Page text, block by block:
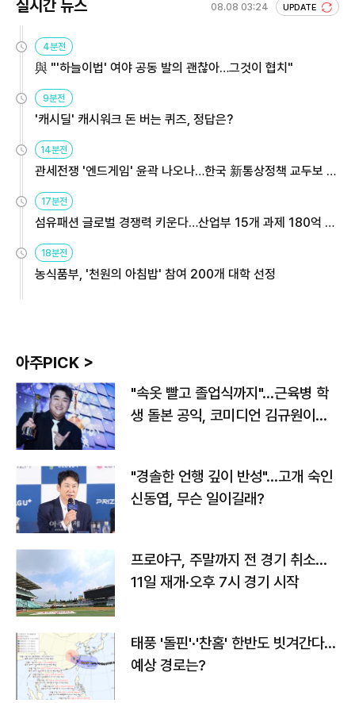
실시간 뉴스 08.08 03:24 UPDATE
4분전
與 "'하늘이법' 여야 공동 발의 괜찮아…그것이 협치"
9분전
'캐시딜' 캐시워크 돈 버는 퀴즈, 정답은?
14분전
관세전쟁 '엔드게임' 윤곽 나오나…한국 新통상정책 교두보 활
용해야
17분전
섬유패션 글로벌 경쟁력 키운다…산업부 15개 과제 180억 지
원
18분전
농식품부, '천원의 아침밥' 참여 200개 대학 선정
아주PICK >
"속옷 빨고 졸업식까지"…근육병 학
생 돌본 공익, 코미디언 김규원이었
"경솔한 언행 깊이 반성"…고개 숙인
신동엽, 무슨 일이길래?
프로야구, 주말까지 전 경기 취소…
11일 재개·오후 7시 경기 시작
태풍 '돌핀'·'찬홈' 한반도 빗겨간다…
예상 경로는?